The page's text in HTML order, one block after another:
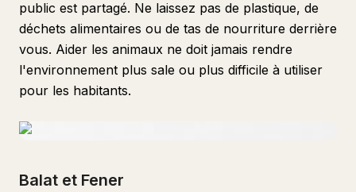
public est partagé. Ne laissez pas de plastique, de
déchets alimentaires ou de tas de nourriture derrière
vous. Aider les animaux ne doit jamais rendre
l'environnement plus sale ou plus difficile à utiliser
pour les habitants.
Balat et Fener